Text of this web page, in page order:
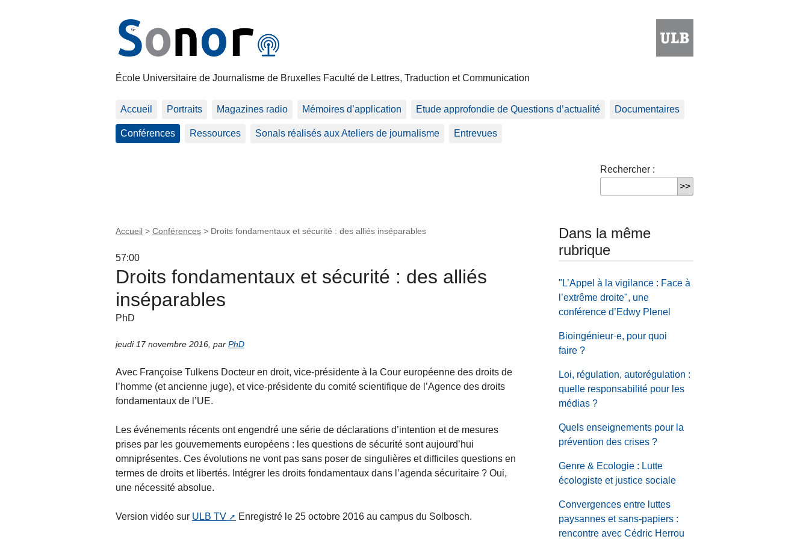
École Universitaire de Journalisme de Bruxelles Faculté de Lettres, Traduction et Communication
Accueil Portraits Magazines radio Mémoires d’application Etude approfondie de Questions d’actualité Documentaires
Conférences Ressources Sonals réalisés aux Ateliers de journalisme Entrevues
Rechercher :
Accueil > Conférences > Droits fondamentaux et sécurité : des alliés inséparables
57:00
Droits fondamentaux et sécurité : des alliés
inséparables
PhD
jeudi 17 novembre 2016 par PhD
Avec Françoise Tulkens Docteur en droit, vice-présidente à la Cour européenne des droits de
l’homme (et ancienne juge), et vice-présidente du comité scientifique de l’Agence des droits
fondamentaux de l’UE.
Les événements récents ont engendré une série de déclarations d’intention et de mesures
prises par les gouvernements européens : les questions de sécurité sont aujourd’hui
omniprésentes. Ces évolutions ne vont pas sans poser de singulières et difficiles questions en
termes de droits et libertés. Intégrer les droits fondamentaux dans l’agenda sécuritaire ? Oui,
une nécessité absolue.
Version vidéo sur ULB TV Enregistré le 25 octobre 2016 au campus du Solbosch.
Dans la même
rubrique
"L’Appel à la vigilance : Face à
l’extrême droite", une
conférence d’Edwy Plenel
Bioingénieur·e, pour quoi
faire ?
Loi, régulation, autorégulation :
quelle responsabilité pour les
médias ?
Quels enseignements pour la
prévention des crises ?
Genre & Ecologie : Lutte
écologiste et justice sociale
Convergences entre luttes
paysannes et sans-papiers :
rencontre avec Cédric Herrou